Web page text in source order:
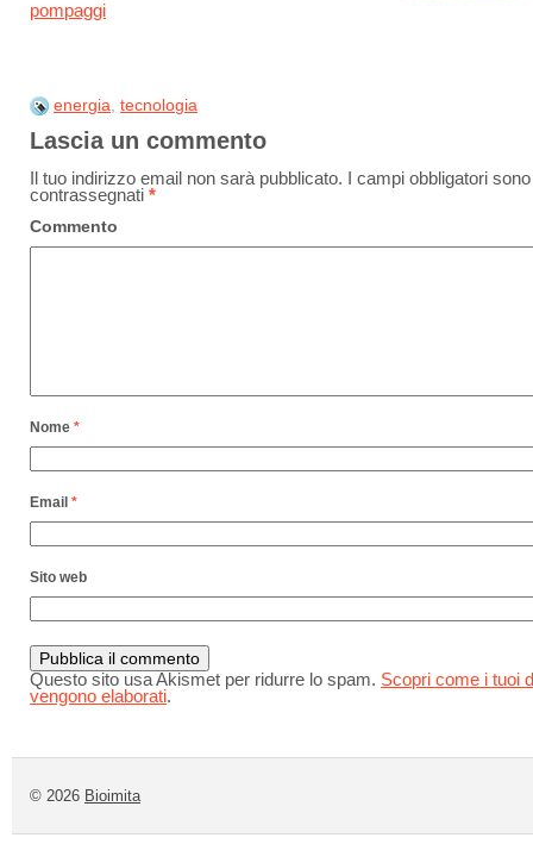
pompaggi
energia, tecnologia
Lascia un commento
Il tuo indirizzo email non sarà pubblicato. I campi obbligatori sono
contrassegnati *
Commento
Nome *
Email *
Sito web
Questo sito usa Akismet per ridurre lo spam. Scopri come i tuoi
vengono elaborati.
© 2026 Bioimita